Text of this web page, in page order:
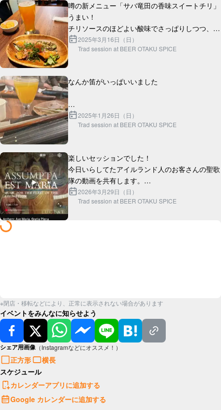
噂の新メニュー「サバ竜田の香味スイートチリ」
うまい！
チリソースのほどよい酸味でさっぱりしつつ、サ
バ竜田のジューシーな味わいが口の中に広がりま
す。
時の1...
2025年3月16日（日）
Trad session at BEER OTAKU SPICE
なんか笛がいっぱいいました
2025年1月26日（日）
Trad session at BEER OTAKU SPICE
楽しいセッションでした！
今日いらしてたアイルランド人のお客さんの聖歌
隊の動画を共有します。
https://youtu.be/fDWBu6ml1Ww?
si=MJZFvAsrkKEN3_6C
2026年3月29日（日）
Trad session at BEER OTAKU SPICE
※閉店・移転などにより、正常に表示されない場合があります
イベントをみんなに知らせよう
シェア用画像 （Instagramなどにオススメ！）
正方形
横長
スケジュール
カレンダーアプリに追加する
Google カレンダーに追加する